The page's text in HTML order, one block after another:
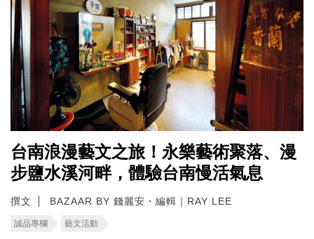
台南浪漫藝文之旅！永樂藝術聚落、漫
步鹽水溪河畔，體驗台南慢活氣息
撰文 BAZAAR BY 錢麗安・編輯｜RAY LEE
誠品專欄 藝文活動